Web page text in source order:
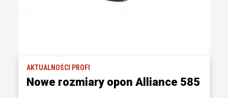
AKTUALNOŚCI PROFI
Nowe rozmiary opon Alliance 585